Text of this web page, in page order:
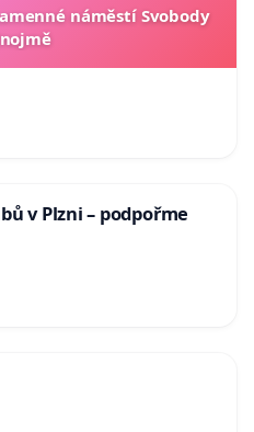
náměstí Svobody
v Plzni – podpořme